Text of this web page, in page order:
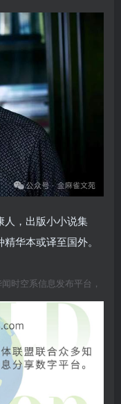
人，出版小小说集
华本或译至国外。
时空系信息发布平台，